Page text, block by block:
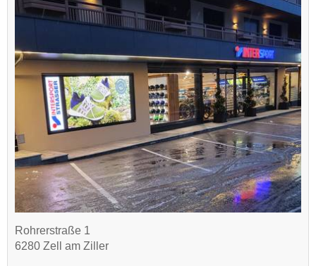
Rohrerstraße 1
6280 Zell am Ziller